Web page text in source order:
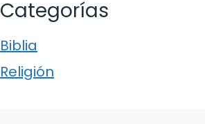
Categorías
Biblia
Religión